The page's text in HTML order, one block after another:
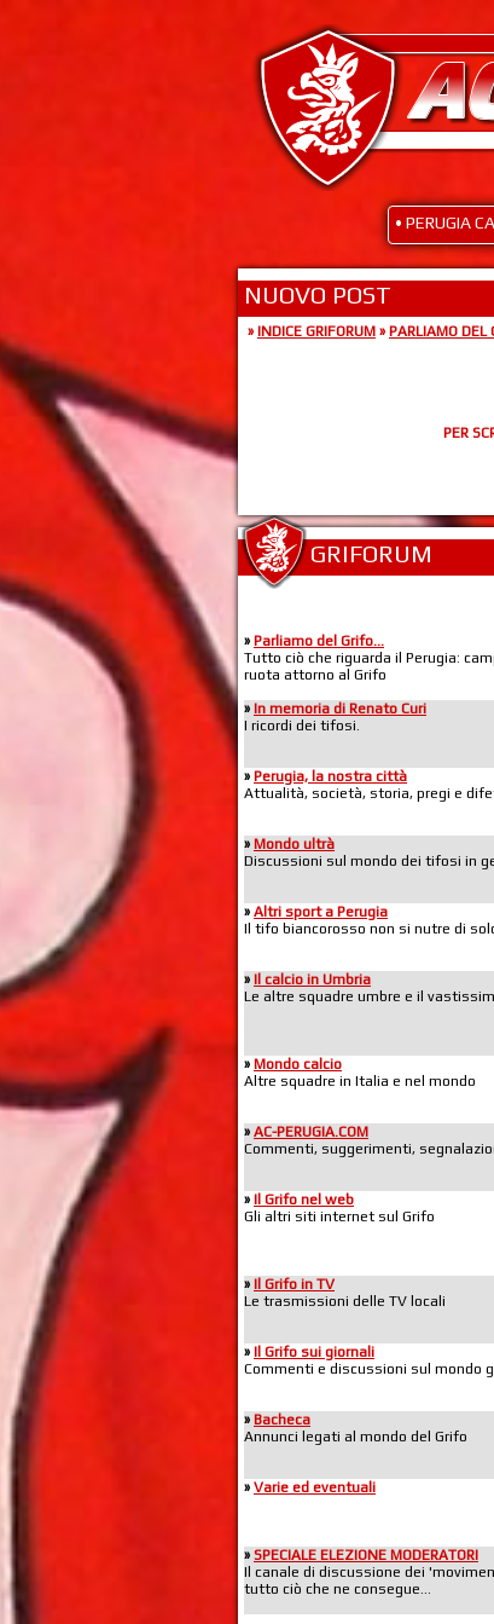
• PERUGIA
NUOVO POST
» INDICE GRIFORUM » PARLIAMO DEL
PER
GRIFORUM
» Parliamo del Grifo...
Tutto ciò che riguarda il Perugia:
ruota attorno al Grifo
» In memoria di Renato Curi
I ricordi dei tifosi.
» Perugia, la nostra città
Attualità, società, storia, pregi e
» Mondo ultrà
Discussioni sul mondo dei tifosi in
» Altri sport a Perugia
Il tifo biancorosso non si nutre di
» Il calcio in Umbria
Le altre squadre umbre e il
» Mondo calcio
Altre squadre in Italia e nel mondo
» AC-PERUGIA.COM
Commenti, suggerimenti,
» Il Grifo nel web
Gli altri siti internet sul Grifo
» Il Grifo in TV
Le trasmissioni delle TV locali
» Il Grifo sui giornali
Commenti e discussioni sul mondo
» Bacheca
Annunci legati al mondo del Grifo
» Varie ed eventuali
» SPECIALE ELEZIONE MODERATORI
Il canale di discussione dei
tutto ciò che ne consegue...